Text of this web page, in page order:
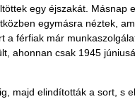
egy éjszakát.
egymásra néztek,
férfiak már
ahonnan csak 1945
majd elindították a sort,